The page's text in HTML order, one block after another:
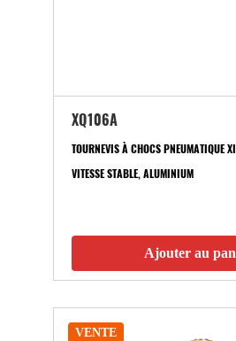
XQ106A
TOURNEVIS À CHOCS PNEUMATIQUE
VITESSE STABLE, ALUMINIUM
Ajouter au
VENTE